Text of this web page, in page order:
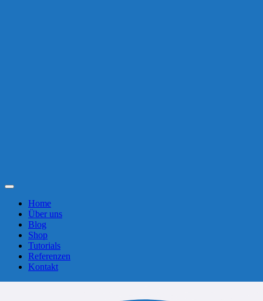
Toggle
NavigationHome
Über uns
Blog
Shop
Tutorials
Referenzen
Kontakt